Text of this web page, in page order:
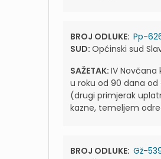
BROJ ODLUKE: Pp-
SUD: Općinski sud
SAŽETAK: IV
u roku od 90 dana od
(drugi primjerak
kazne, temeljem
BROJ ODLUKE: Gž-